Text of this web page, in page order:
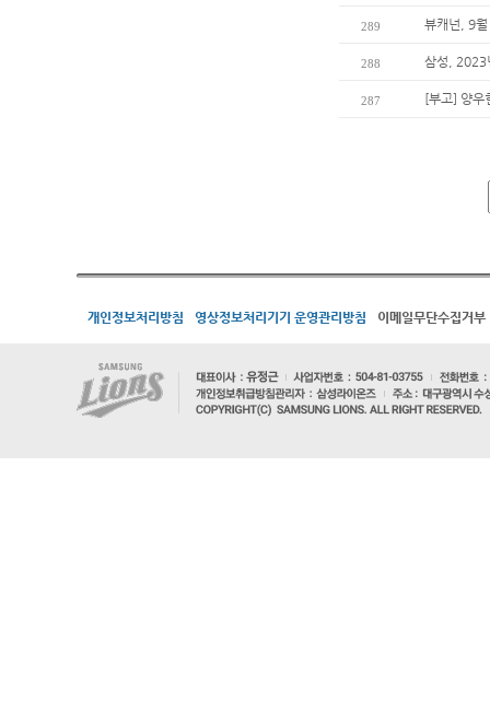
289 뷰캐넌, 9
288 삼성, 2023
287 [부고] 양우
개인정보처리방침 영상정보처리기기 운영관리방침 이메일무단수집거부